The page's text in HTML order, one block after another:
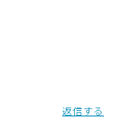
返信する